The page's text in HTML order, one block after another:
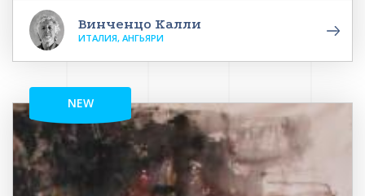
Винченцо Калли
ИТАЛИЯ, АНГЬЯРИ
NEW